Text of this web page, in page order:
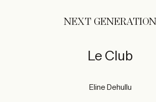
NEXT GENERATION
Le Club
Eline Dehullu